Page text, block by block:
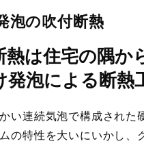
泡の吹付断熱
熱は住宅の隅か
発泡による断熱
い連続気泡で構成された
の特性を大いにいかし、